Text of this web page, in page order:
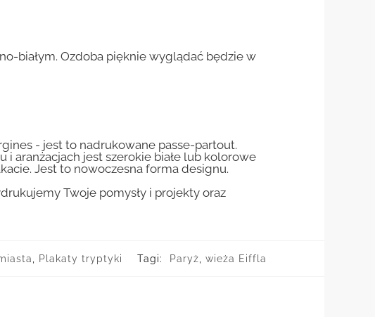
białym. Ozdoba pięknie wyglądać będzie w
- jest to nadrukowane passe-partout.
i aranżacjach jest szerokie białe lub kolorowe
Jest to nowoczesna forma designu.
Twoje pomysły i projekty oraz
Plakaty tryptyki Tagi: Paryż wieża Eiffla